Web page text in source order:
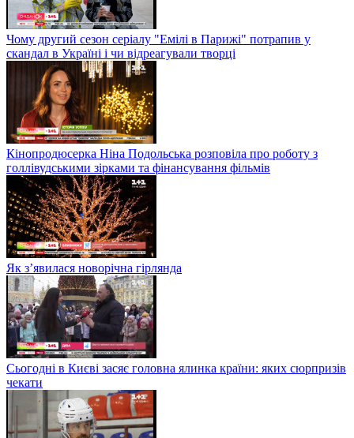
Чому другий сезон серіалу "Емілі в Парижі" потрапив у
скандал в Україні і чи відреагували творці
Кінопродюсерка Ніна Подольська розповіла про роботу з
голлівудськими зірками та фінансування фільмів
Як з’явилася новорічна гірлянда
Сьогодні в Києві засяє головна ялинка країни: яких сюрпризів
чекати